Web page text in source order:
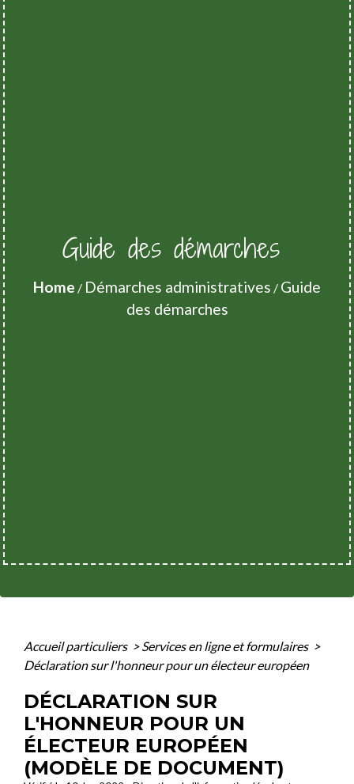
Guide des démarches
Home / Démarches administratives / Guide
des démarches
Accueil particuliers > Services en ligne et formulaires >
Déclaration sur l'honneur pour un électeur européen
DÉCLARATION SUR
L'HONNEUR POUR UN
ÉLECTEUR EUROPÉEN
(MODÈLE DE DOCUMENT)